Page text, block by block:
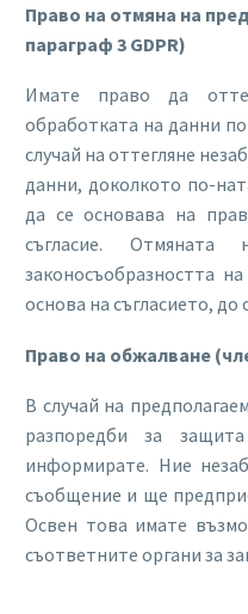
Право на отмяна на
параграф 3 GDPR)
Имате право да
обработката на данни
случай на оттегляне
данни, доколкото по-
да се основава на
съгласие. Отмяната
законосъобразността
основа на съгласието, до
Право на обжалване
В случай на
разпоредби за
информирате. Ние
съобщение и ще
Освен това имате
съответните органи за